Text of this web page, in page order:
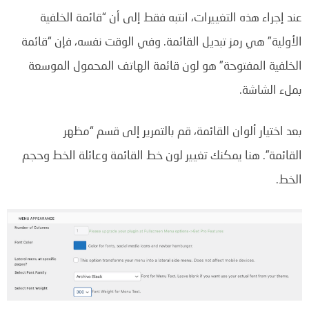
عند إجراء هذه التغييرات، انتبه فقط إلى أن “قائمة الخلفية
الأولية” هي رمز تبديل القائمة. وفي الوقت نفسه، فإن “قائمة
الخلفية المفتوحة” هو لون قائمة الهاتف المحمول الموسعة
بملء الشاشة.
بعد اختيار ألوان القائمة، قم بالتمرير إلى قسم “مظهر
القائمة”. هنا يمكنك تغيير لون خط القائمة وعائلة الخط وحجم
الخط.